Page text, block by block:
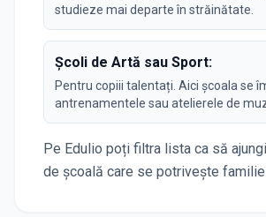
studieze mai departe în străinătate.
Școli de Artă sau Sport:
Pentru copiii talentați. Aici școala se
antrenamentele sau atelierele de
Pe Edulio poți filtra lista ca să
de școală care se potrivește